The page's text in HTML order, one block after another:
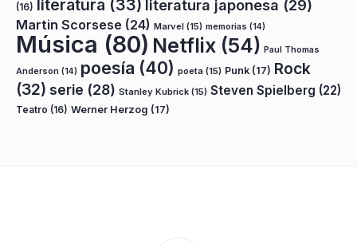
(16) literatura (33) literatura japonesa (29)
Martin Scorsese (24) Marvel (15) memorias (14)
Música (80) Netflix (54) Paul Thomas
Anderson (14) poesía (40) poeta (15) Punk (17) Rock
(32) serie (28) Stanley Kubrick (15) Steven Spielberg (22)
Teatro (16) Werner Herzog (17)